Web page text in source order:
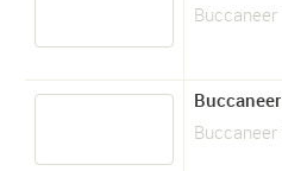
Buccaneer
Buccaneer
Buccaneer